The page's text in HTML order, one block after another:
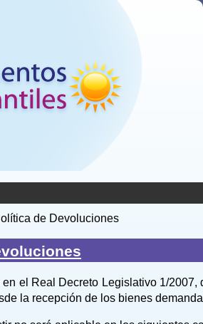
de Devoluciones
el Real Decreto Legislativo 1/
la recepción de los bienes